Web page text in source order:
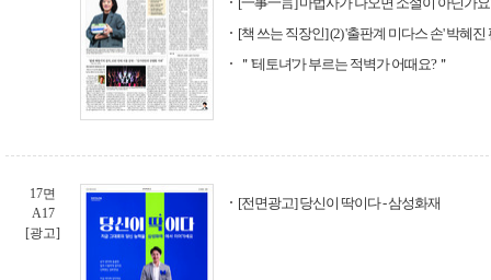
[책 쓰는 직장인] (2) '출판계 미다스 손' 박혜
＂'테토녀'가 부르는 적벽가 어때요?＂
17면
A17
[광고]
[전면광고] 당신이 딱이다 - 삼성화재